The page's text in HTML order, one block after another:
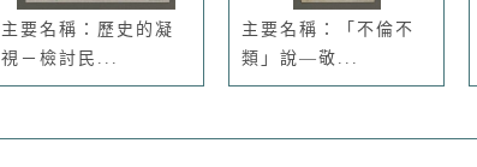
主要名稱：歷史的凝
視－檢討民...
主要名稱：「不倫不
類」說—敬...